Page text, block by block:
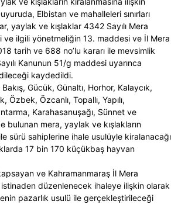
Elbistan ve mahalleleri sınırları
yaylak ve kışlaklar 4342 Sayılı Mera
ve ilgili yönetmeliğin 13. maddesi ve İl Mera
tarih ve 688 no’lu kararı ile mevsimlik
Kanunun 51/g maddesi uyarınca
kaydedildi.
Gücük, Günaltı, Horhor, Kalaycık,
Özbek, Özcanlı, Topallı, Yapılı,
Karahasanuşağı, Sünnet ve
bulunan mera, yaylak ve kışlakların
sürü sahiplerine ihale usulüyle kiralanacağı
17 bin 170 küçükbaş hayvan
ve Kahramanmaraş İl Mera
istinaden düzenlenecek ihaleye ilişkin olarak
pazarlık usulü ile gerçekleştirileceği